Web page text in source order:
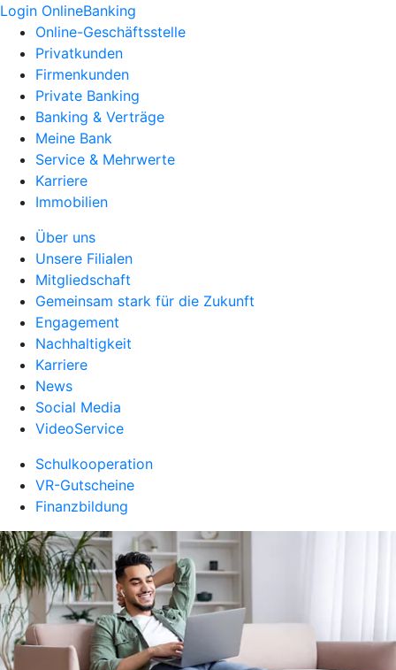
Login OnlineBanking
Online-Geschäftsstelle
Privatkunden
Firmenkunden
Private Banking
Banking & Verträge
Meine Bank
Service & Mehrwerte
Karriere
Immobilien
Über uns
Unsere Filialen
Mitgliedschaft
Gemeinsam stark für die Zukunft
Engagement
Nachhaltigkeit
Karriere
News
Social Media
VideoService
Schulkooperation
VR-Gutscheine
Finanzbildung